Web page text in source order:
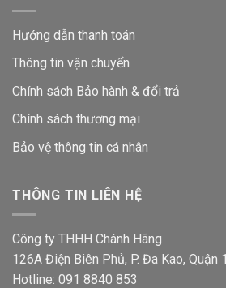
Hướng dẫn thanh toán
Thông tin vận chuyển
Chính sách Bảo hành & đổi trả
Chính sách thương mại
Bảo vệ thông tin cá nhân
THÔNG TIN LIÊN HỆ
Công ty THHH Chánh Hãng
126A Điện Biên Phủ, P. Đa Kao, Quận
Hotline: 091 8840 853